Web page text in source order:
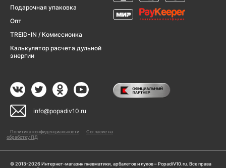
Подарочная упаковка
Опт
TREID-IN / Комиссионка
Калькулятор расчета дульной
энергии
info@popadiv10.ru
Политика конфиденциальности
Согласие на
обработку ПД
© 2013-2026 Интернет-магазин пневматики, арбалетов и луков – PopadiV10.ru. Все права